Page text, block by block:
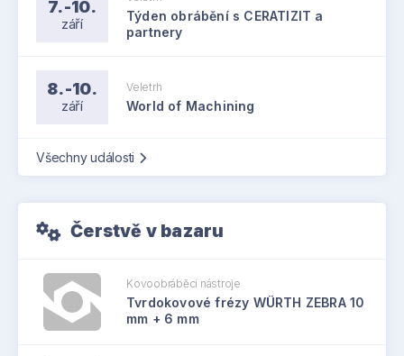
7.-10.
září
Týden obrábění s CERATIZIT a
partnery
8.-10.
září
Veletrh
World of Machining
Všechny události
Čerstvě v bazaru
Kovoobráběcí nástroje
Tvrdokovové frézy WÜRTH ZEBRA 10
mm + 6 mm